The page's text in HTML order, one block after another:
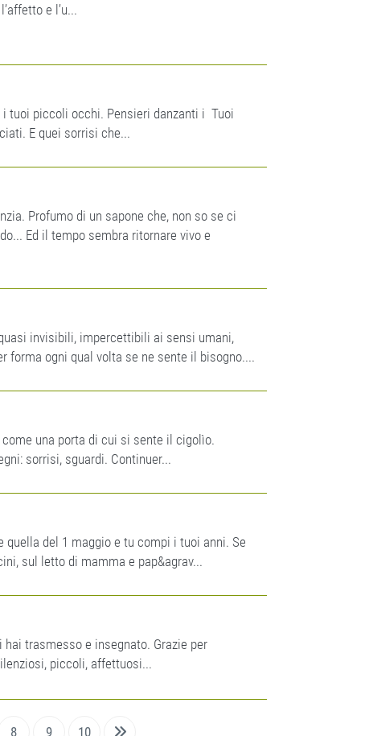
e l’u...
piccoli occhi. Pensieri danzanti i Tuoi
E quei sorrisi che...
Profumo di un sapone che, non so se ci
Ed il tempo sembra ritornare vivo e
invisibili, impercettibili ai sensi umani,
forma ogni qual volta se ne sente il bisogno....
una porta di cui si sente il cigolìo.
sorrisi, sguardi. Continuer...
del 1 maggio e tu compi i tuoi anni. Se
sul letto di mamma e pap&agrav...
trasmesso e insegnato. Grazie per
piccoli, affettuosi...
8 9 10